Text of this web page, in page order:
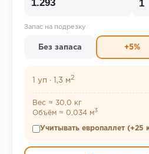
Запас на подрезку
Без запаса +5%
1 уп · 1,3 м 2
Вес ≈ 30,0 кг
Объём ≈ 0,034 м3
Учитывать европаллет (+25